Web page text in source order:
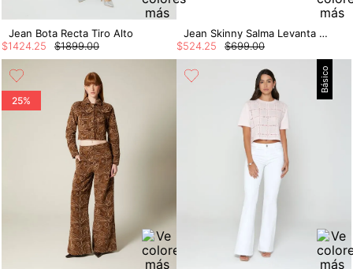
Jean Bota Recta Tiro Alto
$1899.00
$1424 25
Jean Skinny Salma Levanta Cola Para Mujer
$699.00
$524 25
25%
Básico